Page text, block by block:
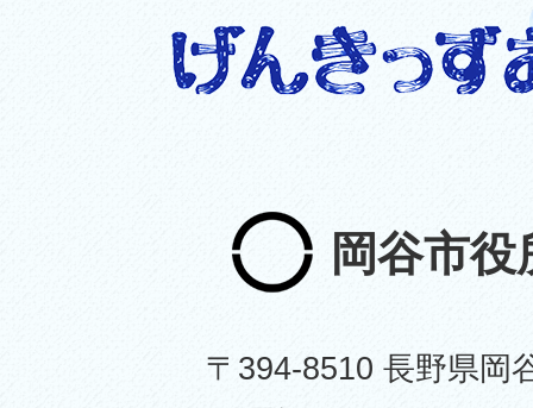
岡谷市役
〒394-8510 長野県岡